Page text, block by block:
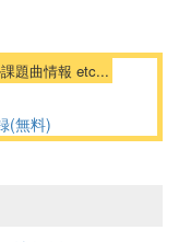
題曲情報 etc...
(無料)